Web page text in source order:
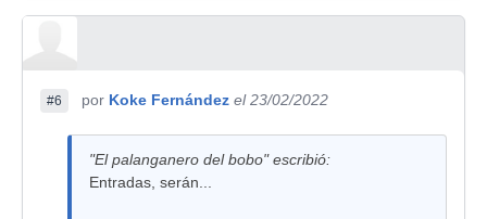
#6 por Koke Fernández el 23/02/2022
"El palanganero del bobo" escribió:
Entradas, serán...